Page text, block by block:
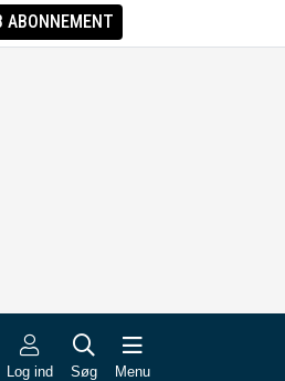
ABONNEMENT
Log ind Søg Menu